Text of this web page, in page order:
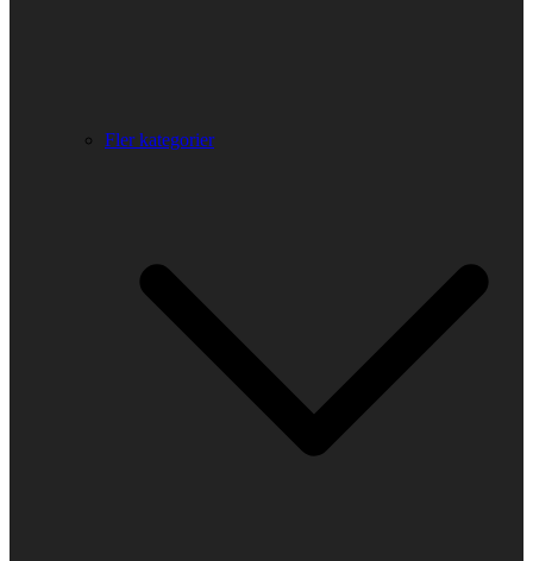
Fler kategorier